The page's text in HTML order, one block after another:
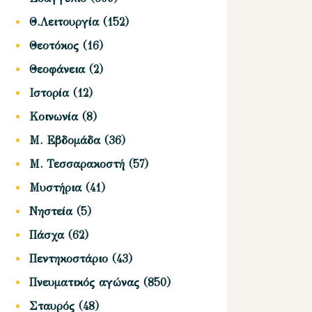
Θ.Λειτουργία(152)
Θεοτόκος (16)
Θεοφάνεια(2)
Ιστορία(12)
Κοινωνία(8)
Μ. Εβδομάδα(36)
Μ. Τεσσαρακοστή (57)
Μυστήρια(41)
Νηστεία(5)
Πάσχα(62)
Πεντηκοστάριο (43)
Πνευματικός αγώνας (850)
Σταυρός (48)